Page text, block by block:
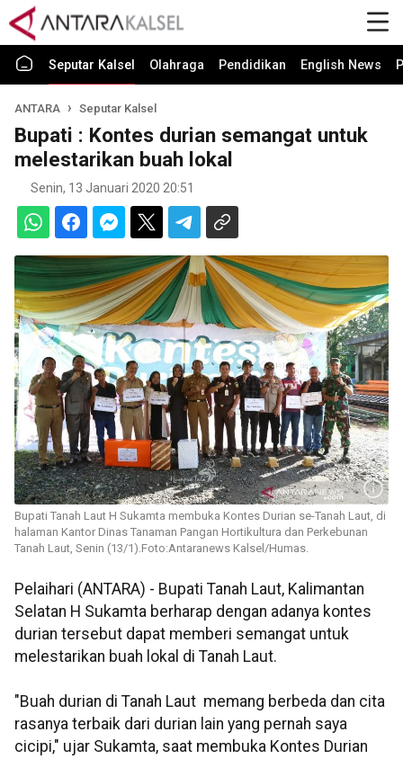
Seputar Kalsel Olahraga Pendidikan English News
ANTARA Seputar Kalsel
Bupati : Kontes durian semangat untuk
melestarikan buah lokal
Senin, 13 Januari 2020 20:51
Bupati Tanah Laut H Sukamta membuka Kontes Durian se-Tanah Laut, di
halaman Kantor Dinas Tanaman Pangan Hortikultura dan Perkebunan
Tanah Laut, Senin (13/1).Foto:Antaranews Kalsel/Humas.
Pelaihari (ANTARA) - Bupati Tanah Laut, Kalimantan
Selatan H Sukamta berharap dengan adanya kontes
durian tersebut dapat memberi semangat untuk
melestarikan buah lokal di Tanah Laut.
"Buah durian di Tanah Laut memang berbeda dan cita
rasanya terbaik dari durian lain yang pernah saya
cicipi," ujar Sukamta, saat membuka Kontes Durian